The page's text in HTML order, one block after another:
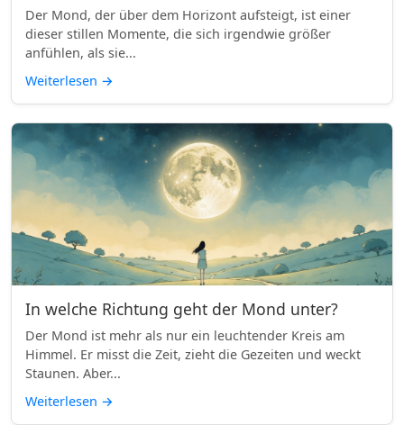
Der Mond, der über dem Horizont aufsteigt, ist einer
dieser stillen Momente, die sich irgendwie größer
anfühlen, als sie...
Weiterlesen →
In welche Richtung geht der Mond unter?
Der Mond ist mehr als nur ein leuchtender Kreis am
Himmel. Er misst die Zeit, zieht die Gezeiten und weckt
Staunen. Aber...
Weiterlesen →